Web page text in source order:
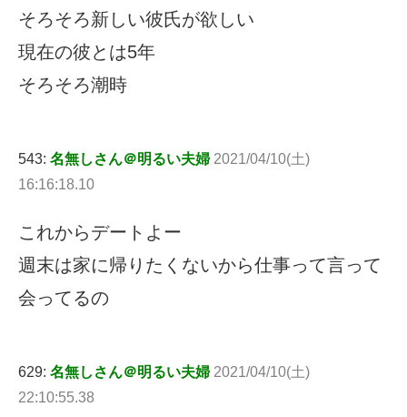
そろそろ新しい彼氏が欲しい
現在の彼とは5年
そろそろ潮時
543: 名無しさん＠明るい夫婦 2021/04/10(土)
16:16:18.10
これからデートよー
週末は家に帰りたくないから仕事って言って
会ってるの
629: 名無しさん＠明るい夫婦 2021/04/10(土)
22:10:55.38